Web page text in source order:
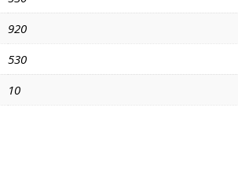
920
530
10